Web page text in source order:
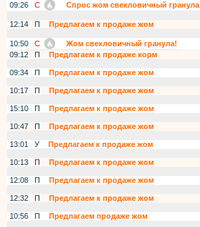
09:26
С
Спрос жом свекловичный гранула
12:14
П Предлагаем к продаже жом
10:50
С
Жом свекловичный гранула!
09:12
П Предлагаем к продаже корм
09:34
П Предлагаем к продаже жом
10:17
П Предлагаем к продаже жом
15:10
П Предлагаем к продаже жом
10:47
П Предлагаем к продаже жом
13:01
У Предлагаем к продаже жом
10:13
П Предлагаем к продаже жом
12:08
П Предлагаем к продаже жом
12:32
П Предлагаем к продаже жом
10:56
П Предлагаем продаже жом